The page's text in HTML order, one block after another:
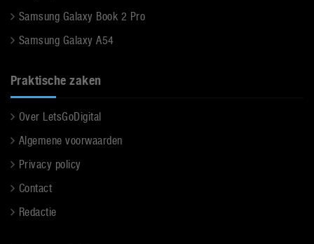
Samsung Galaxy Book 2 Pro
Samsung Galaxy A54
Praktische zaken
Over LetsGoDigital
Algemene voorwaarden
Privacy policy
Contact
Redactie